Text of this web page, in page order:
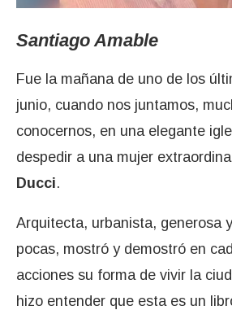
Santiago Amable
Fue la mañana de uno de los
junio, cuando nos juntamos,
conocernos, en una elegante
despedir a una mujer
Ducci.
Arquitecta, urbanista, generosa
pocas, mostró y demostró en
acciones su forma de vivir la
hizo entender que esta es un